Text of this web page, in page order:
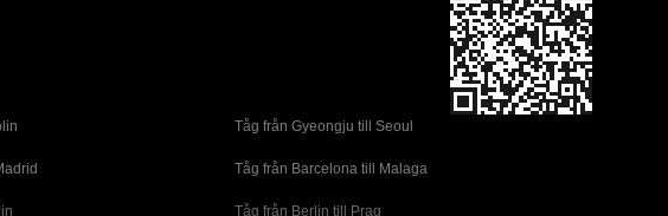
Tåg från Gyeongju till Seoul
Tåg från Barcelona till Malaga
Tåg från Berlin till Prag